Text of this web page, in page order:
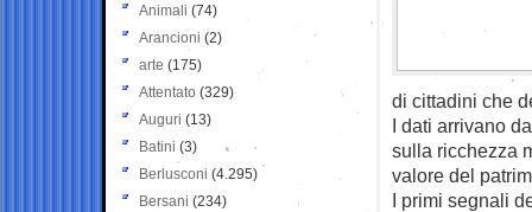
di cittadini che
I dati arrivano
sulla ricchezza
valore del
I primi segnali
Animali (74)
Arancioni (2)
arte (175)
Attentato (329)
Auguri (13)
Batini (3)
Berlusconi (4.295)
Bersani (234)